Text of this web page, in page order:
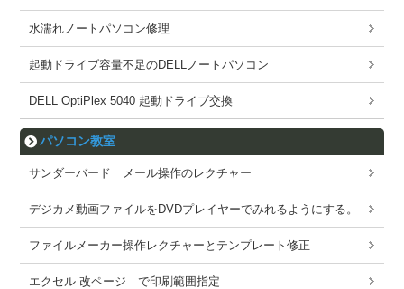
水濡れノートパソコン修理
起動ドライブ容量不足のDELLノートパソコン
DELL OptiPlex 5040 起動ドライブ交換
パソコン教室
サンダーバード メール操作のレクチャー
デジカメ動画ファイルをDVDプレイヤーでみれるようにする。
ファイルメーカー操作レクチャーとテンプレート修正
エクセル 改ページ で印刷範囲指定